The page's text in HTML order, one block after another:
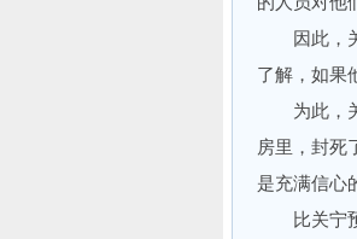
因此，关
了解，如果
为此，关
房里，封死
是充满信心
比关宁预